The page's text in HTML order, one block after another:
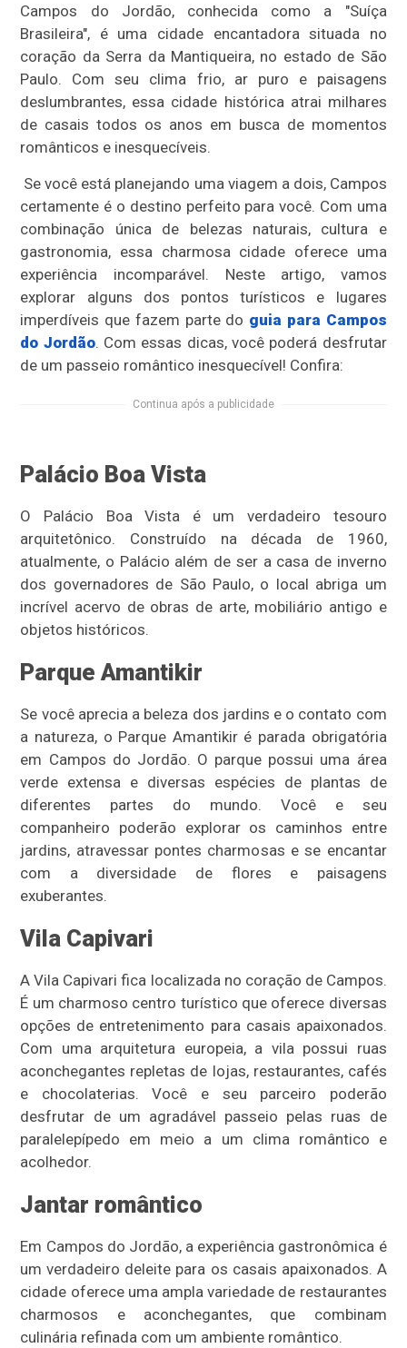
Campos do Jordão, conhecida como a "Suíça
Brasileira", é uma cidade encantadora situada no
coração da Serra da Mantiqueira, no estado de São
Paulo. Com seu clima frio, ar puro e paisagens
deslumbrantes, essa cidade histórica atrai milhares
de casais todos os anos em busca de momentos
românticos e inesquecíveis.
Se você está planejando uma viagem a dois, Campos
certamente é o destino perfeito para você. Com uma
combinação única de belezas naturais, cultura e
gastronomia, essa charmosa cidade oferece uma
experiência incomparável. Neste artigo, vamos
explorar alguns dos pontos turísticos e lugares
imperdíveis que fazem parte do guia para Campos
do Jordão. Com essas dicas, você poderá desfrutar
de um passeio romântico inesquecível! Confira:
Continua após a publicidade
Palácio Boa Vista
O Palácio Boa Vista é um verdadeiro tesouro
arquitetônico. Construído na década de 1960,
atualmente, o Palácio além de ser a casa de inverno
dos governadores de São Paulo, o local abriga um
incrível acervo de obras de arte, mobiliário antigo e
objetos históricos.
Parque Amantikir
Se você aprecia a beleza dos jardins e o contato com
a natureza, o Parque Amantikir é parada obrigatória
em Campos do Jordão. O parque possui uma área
verde extensa e diversas espécies de plantas de
diferentes partes do mundo. Você e seu
companheiro poderão explorar os caminhos entre
jardins, atravessar pontes charmosas e se encantar
com a diversidade de flores e paisagens
exuberantes.
Vila Capivari
A Vila Capivari fica localizada no coração de Campos.
É um charmoso centro turístico que oferece diversas
opções de entretenimento para casais apaixonados.
Com uma arquitetura europeia, a vila possui ruas
aconchegantes repletas de lojas, restaurantes, cafés
e chocolaterias. Você e seu parceiro poderão
desfrutar de um agradável passeio pelas ruas de
paralelepípedo em meio a um clima romântico e
acolhedor.
Jantar romântico
Em Campos do Jordão, a experiência gastronômica é
um verdadeiro deleite para os casais apaixonados. A
cidade oferece uma ampla variedade de restaurantes
charmosos e aconchegantes, que combinam
culinária refinada com um ambiente romântico.